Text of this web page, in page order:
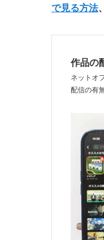
で見る方法、
作品の
ネットオ
配信の有